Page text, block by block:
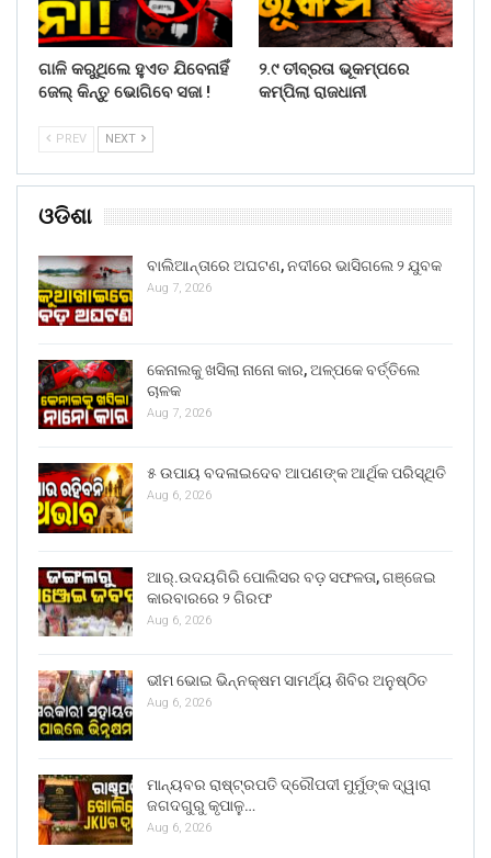
ଗାଳି କରୁଥିଲେ ହୁଏତ ଯିବେନାହିଁ
ଜେଲ୍ କିନ୍ତୁ ଭୋଗିବେ ସଜା !
୨.୯ ତୀବ୍ରତା ଭୂକମ୍ପରେ
କମ୍ପିଲା ରାଜଧାନୀ
PREV NEXT
ଓଡିଶା
ବାଲିଆନ୍ତାରେ ଅଘଟଣ, ନଦୀରେ ଭାସିଗଲେ ୨ ଯୁବକ
Aug 7, 2026
କେନାଲକୁ ଖସିଲା ନାନୋ କାର, ଅଳ୍ପକେ ବର୍ତ୍ତିଲେ
ଚାଳକ
Aug 7, 2026
୫ ଉପାୟ ବଦଳାଇଦେବ ଆପଣଙ୍କ ଆର୍ଥିକ ପରିସ୍ଥିତି
Aug 6, 2026
ଆର୍.ଉଦୟଗିରି ପୋଲିସର ବଡ଼ ସଫଳତା, ଗଞ୍ଜେଇ
କାରବାରରେ ୨ ଗିରଫ
Aug 6, 2026
ଭୀମ ଭୋଇ ଭିନ୍ନକ୍ଷମ ସାମର୍ଥ୍ୟ ଶିବିର ଅନୁଷ୍ଠିତ
Aug 6, 2026
ମାନ୍ୟବର ରାଷ୍ଟ୍ରପତି ଦ୍ରୌପଦୀ ମୁର୍ମୁଙ୍କ ଦ୍ୱାରା
ଜଗଦଗୁରୁ କୃପାଳୁ…
Aug 6, 2026